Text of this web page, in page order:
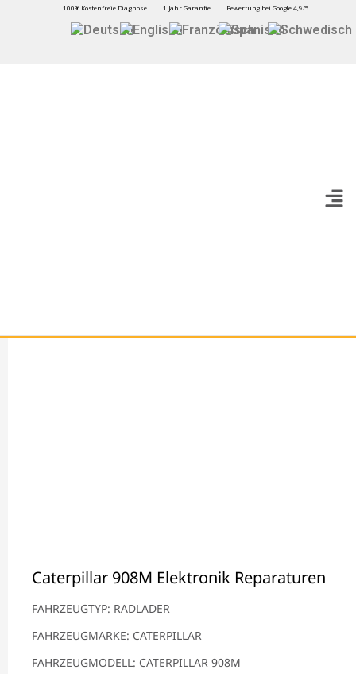
100% Kostenfreie Diagnose 1 Jahr Garantie Bewertung bei Google 4,9/5
Caterpillar 908M Elektronik Reparaturen
FAHRZEUGTYP: RADLADER
FAHRZEUGMARKE: CATERPILLAR
FAHRZEUGMODELL: CATERPILLAR 908M